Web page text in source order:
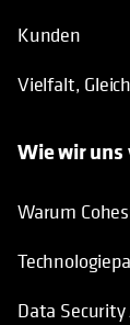
Kunden
Vielfalt,
Wie wir uns
Warum
Data Security